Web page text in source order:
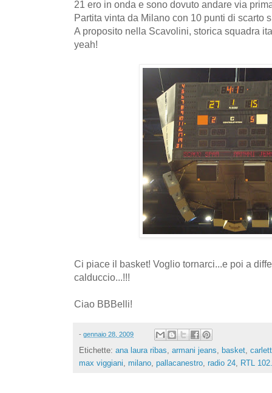
21 ero in onda e sono dovuto andare via
Partita vinta da Milano con 10 punti di scarto
A proposito nella Scavolini, storica squadra
yeah!
Ci piace il basket! Voglio tornarci...e poi a
calduccio...!!!
Ciao BBBelli!
- gennaio 28, 2009
Etichette: ana laura ribas, armani jeans, basket,
max viggiani, milano, pallacanestro, radio 24, RTL